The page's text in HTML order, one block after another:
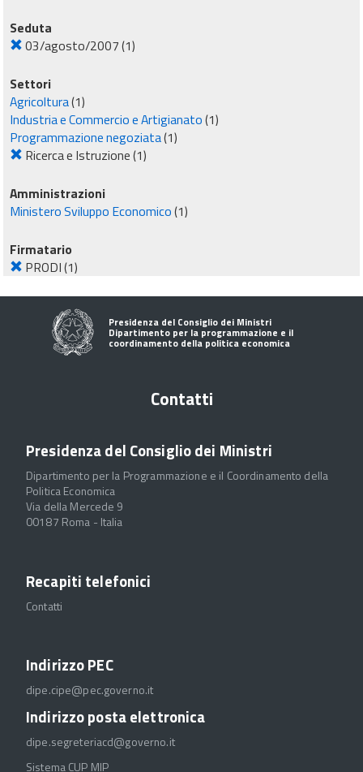
Seduta
03/agosto/2007(1)
Settori
Agricoltura(1)
Industria e Commercio e Artigianato(1)
Programmazione negoziata(1)
Ricerca e Istruzione(1)
Amministrazioni
Ministero Sviluppo Economico(1)
Firmatario
PRODI(1)
Presidenza del Consiglio dei Ministri
Dipartimento per la programmazione e il
coordinamento della politica economica
Contatti
Presidenza del Consiglio dei Ministri
Dipartimento per la Programmazione e il Coordinamento della
Politica Economica
Via della Mercede 9
00187 Roma - Italia
Recapiti telefonici
Contatti
Indirizzo PEC
dipe.cipe@pec.governo.it
Indirizzo posta elettronica
dipe.segreteriacd@governo.it
Sistema CUP MIP